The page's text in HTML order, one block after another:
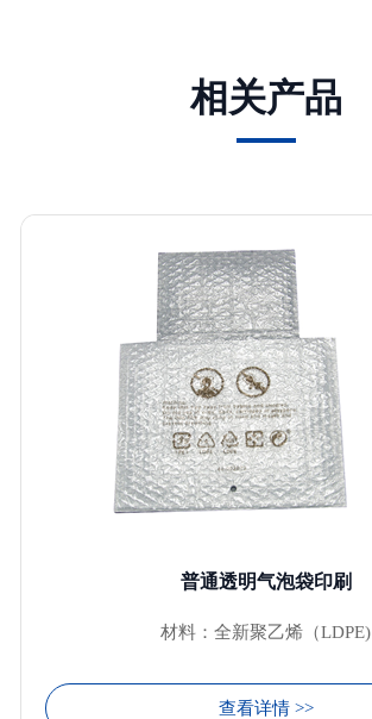
相关产品
普通透明气泡袋印刷
材料：全新聚乙烯（LDPE)
查看详情 >>